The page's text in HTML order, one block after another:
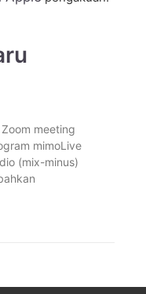
meeting
mimoLive
(mix-minus)